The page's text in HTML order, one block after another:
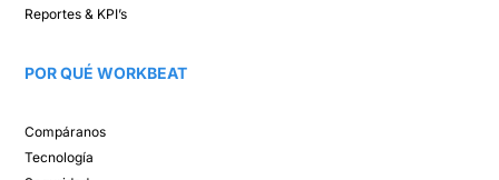
Reportes & KPI’s​
POR QUÉ WORKBEAT​
Compáranos ​
Tecnología​